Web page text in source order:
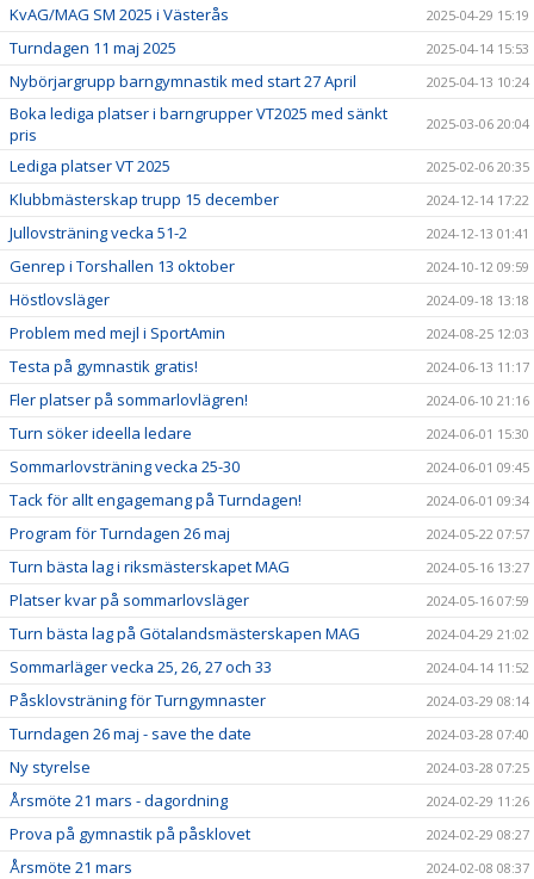
KvAG/MAG SM 2025 i Västerås 2025-04-29 15:19
Turndagen 11 maj 2025 2025-04-14 15:53
Nybörjargrupp barngymnastik med start 27 April 2025-04-13 10:24
Boka lediga platser i barngrupper VT2025 med sänkt
pris
2025-03-06 20:04
Lediga platser VT 2025 2025-02-06 20:35
Klubbmästerskap trupp 15 december 2024-12-14 17:22
Jullovsträning vecka 51-2 2024-12-13 01:41
Genrep i Torshallen 13 oktober 2024-10-12 09:59
Höstlovsläger 2024-09-18 13:18
Problem med mejl i SportAmin 2024-08-25 12:03
Testa på gymnastik gratis! 2024-06-13 11:17
Fler platser på sommarlovlägren! 2024-06-10 21:16
Turn söker ideella ledare 2024-06-01 15:30
Sommarlovsträning vecka 25-30 2024-06-01 09:45
Tack för allt engagemang på Turndagen! 2024-06-01 09:34
Program för Turndagen 26 maj 2024-05-22 07:57
Turn bästa lag i riksmästerskapet MAG 2024-05-16 13:27
Platser kvar på sommarlovsläger 2024-05-16 07:59
Turn bästa lag på Götalandsmästerskapen MAG 2024-04-29 21:02
Sommarläger vecka 25, 26, 27 och 33 2024-04-14 11:52
Påsklovsträning för Turngymnaster 2024-03-29 08:14
Turndagen 26 maj - save the date 2024-03-28 07:40
Ny styrelse 2024-03-28 07:25
Årsmöte 21 mars - dagordning 2024-02-29 11:26
Prova på gymnastik på påsklovet 2024-02-29 08:27
Årsmöte 21 mars 2024-02-08 08:37